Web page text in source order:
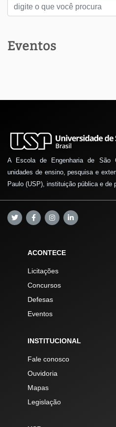
Eventos
A Escola de Engenharia de São
unidades de ensino, pesquisa e
Paulo (USP), instituição pública e de
ACONTECE
Licitações
Concursos
Defesas
Eventos
INSTITUCIONAL
Fale conosco
Ouvidoria
Mapas
Legislação